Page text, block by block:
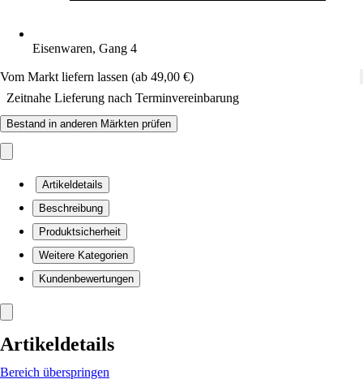
Eisenwaren, Gang 4
Vom Markt liefern lassen (ab 49,00 €)
Zeitnahe Lieferung nach Terminvereinbarung
Bestand in anderen Märkten prüfen
Artikeldetails
Beschreibung
Produktsicherheit
Weitere Kategorien
Kundenbewertungen
Artikeldetails
Bereich überspringen